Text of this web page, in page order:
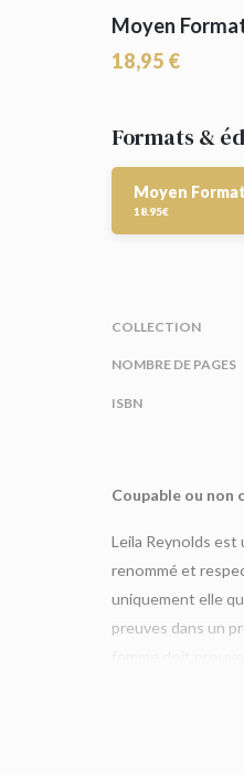
Moyen
18,95 €
Formats &
Moyen Format
18.95€
COLLECTION
NOMBRE DE PAGES
ISBN
Coupable ou non
Leila Reynolds
renommé et
uniquement elle
preuves dans un